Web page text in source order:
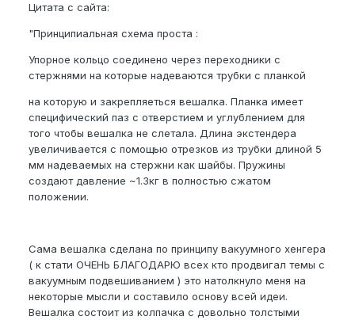
Цитата с сайта:
"Принципиальная схема проста :
Упорное кольцо соединено через переходники с
стержнями на которые надеваются трубки с планкой
на которую и закрепляеться вешалка. Планка имеет
специфический паз с отверстием и углублением для
того чтобы вешалка не слетала. Длина экстендера
увеличивается с помощью отрезков из трубки длиной 5
мм надеваемых на стержни как шайбы. Пружины
создают давление ~1.3кг в полностью сжатом
положении.
Сама вешалка сделана по принципу вакуумного хенгера
( к стати ОЧЕНЬ БЛАГОДАРЮ всех кто продвигал темы с
вакуумным подвешиванием ) это натолкнуло меня на
некоторые мысли и составило основу всей идеи.
Вешалка состоит из колпачка с довольно толстыми